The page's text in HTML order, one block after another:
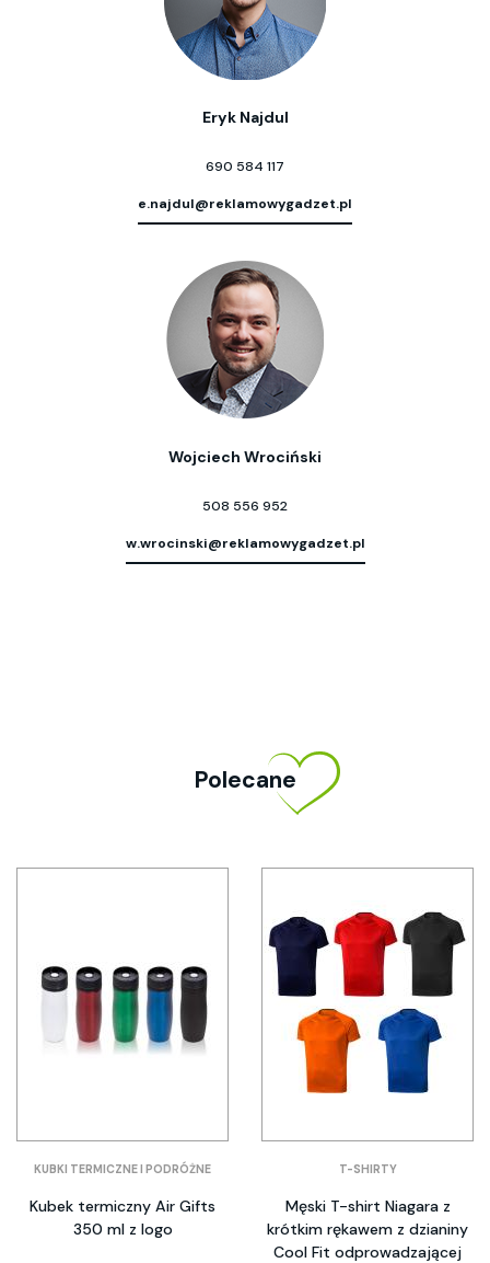
Eryk Najdul
690 584 117
e.najdul@reklamowygadzet.pl
Wojciech Wrociński
508 556 952
w.wrocinski@reklamowygadzet.pl
Polecane
KUBKI TERMICZNE I PODRÓŻNE
Kubek termiczny Air Gifts
350 ml z logo
T-SHIRTY
Męski T-shirt Niagara z
krótkim rękawem z dzianiny
Cool Fit odprowadzającej